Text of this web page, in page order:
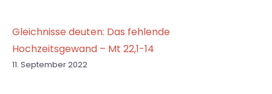
Gleichnisse deuten: Das fehlende
Hochzeitsgewand – Mt 22,1-14
11. September 2022